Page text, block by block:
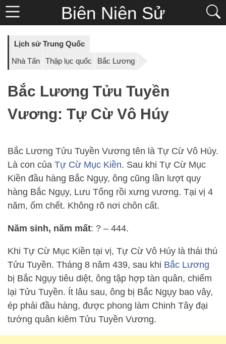
Biên Niên Sử
Lịch sử Trung Quốc
Nhà Tấn
Thập lục quốc Bắc Lương
Bắc Lương Tửu Tuyền
Vương: Tự Cừ Vô Húy
Bắc Lương Tửu Tuyền Vương tên là Tự Cừ Vô Húy.
Là con của Tự Cừ Mục Kiền. Sau khi Tự Cừ Mục
Kiền đầu hàng Bắc Ngụy, ông cũng lần lượt quy
hàng Bắc Ngụy, Lưu Tống rồi xưng vương. Tại vị 4
năm, ốm chết. Không rõ nơi chôn cất.
Năm sinh, năm mất: ? – 444.
Khi Tự Cừ Mục Kiền tại vị, Tự Cừ Vô Húy là thái thú
Tửu Tuyền. Tháng 8 năm 439, sau khi Bắc Lương
bị Bắc Ngụy tiêu diệt, ông tập hợp tàn quân, chiếm
lại Tửu Tuyền. Ít lâu sau, ông bị Bắc Ngụy bao vây,
ép phải đầu hàng, được phong làm Chinh Tây đại
tướng quân kiêm Tửu Tuyền Vương.